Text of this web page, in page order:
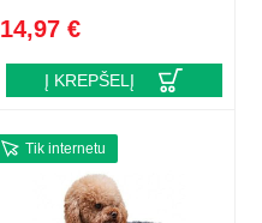
14,97 €
Į KREPŠELĮ
Tik internetu